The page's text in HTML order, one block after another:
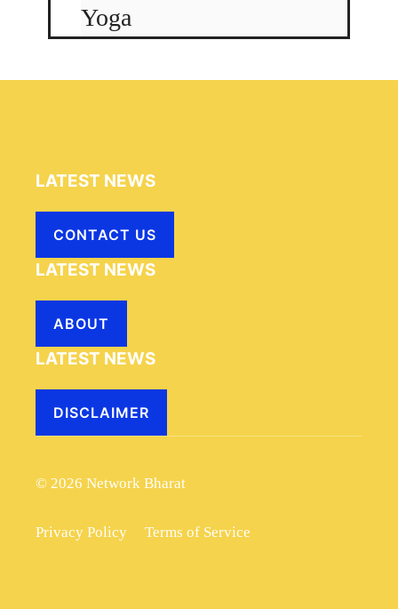
Yoga
LATEST NEWS
CONTACT US
LATEST NEWS
ABOUT
LATEST NEWS
DISCLAIMER
© 2026 Network Bharat
Privacy Policy Terms of Service